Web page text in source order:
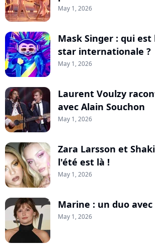
May 1, 2026
Mask Singer : qui
star internationale ?
May 1, 2026
Laurent Voulzy
avec Alain Souchon
May 1, 2026
Zara Larsson et
l'été est là !
May 1, 2026
Marine : un duo avec
May 1, 2026